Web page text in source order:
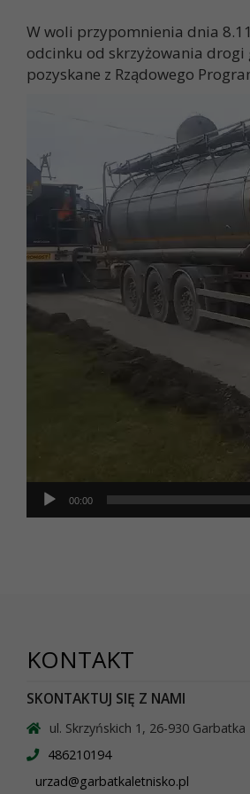
W woli przypomnienia dnia
odcinku od skrzyżowania drogi
pozyskane z Rządowego
00:00
KONTAKT
SKONTAKTUJ SIĘ Z NAMI
ul. Skrzyńskich 1, 26-930
486210194
urzad@garbatkaletnisko.pl